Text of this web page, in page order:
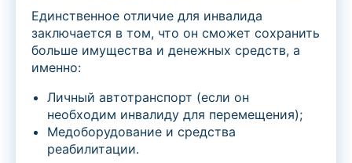
Единственное отличие для инвалида
заключается в том, что он сможет сохранить
больше имущества и денежных средств, а
именно:
Личный автотранспорт (если он
необходим инвалиду для перемещения);
Медоборудование и средства
реабилитации.